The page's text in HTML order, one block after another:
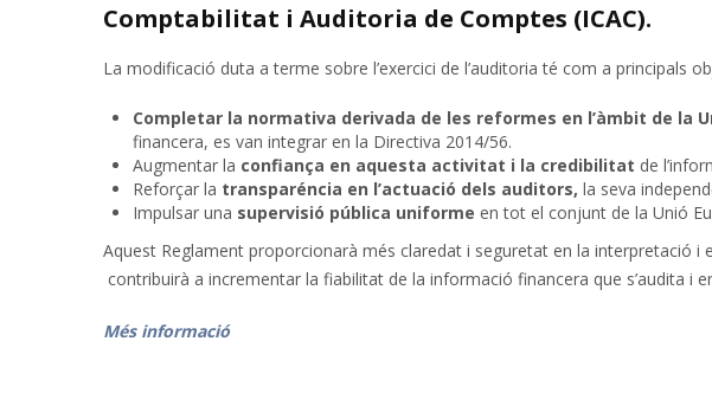
Comptabilitat i Auditoria de Comptes (ICAC).
La modificació duta a terme sobre l’exercici de l’auditoria té com a principals
Completar la normativa derivada de les reformes en l’àmbit de la
financera, es van integrar en la Directiva 2014/56.
Augmentar la confiança en aquesta activitat i la credibilitat de
Reforçar la transparéncia en l’actuació dels auditors, la seva
Impulsar una supervisió pública uniforme en tot el conjunt de la Unió
Aquest Reglament proporcionarà més claredat i seguretat en la interpretació i
contribuirà a incrementar la fiabilitat de la informació financera que s’audita i
Més informació